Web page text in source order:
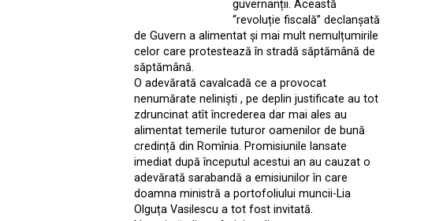
guvernanții. Această
“revoluție fiscală” declanșată
de Guvern a alimentat și mai mult nemulțumirile
celor care protestează în stradă săptămână de
săptămână.
O adevărată cavalcadă ce a provocat
nenumărate neliniști , pe deplin justificate au tot
zdruncinat atît încrederea dar mai ales au
alimentat temerile tuturor oamenilor de bună
credință din Romînia. Promisiunile lansate
imediat după începutul acestui an au cauzat o
adevărată sarabandă a emisiunilor în care
doamna ministră a portofoliului muncii-Lia
Olguța Vasilescu a tot fost invitată.